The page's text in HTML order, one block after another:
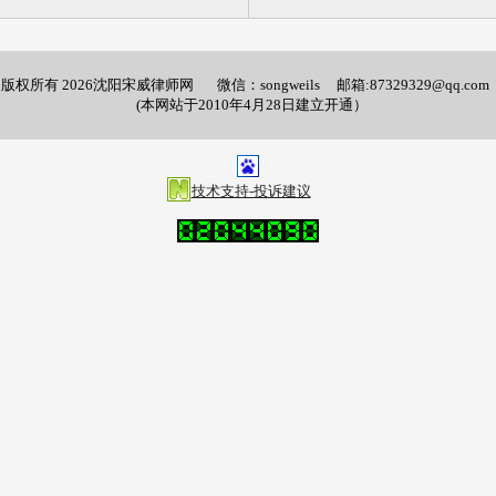
版权所有 2026沈阳宋威律师网 微信：songweils 邮箱:87329329@qq.com
(本网站于2010年4月28日建立开通）
技术支持-投诉建议